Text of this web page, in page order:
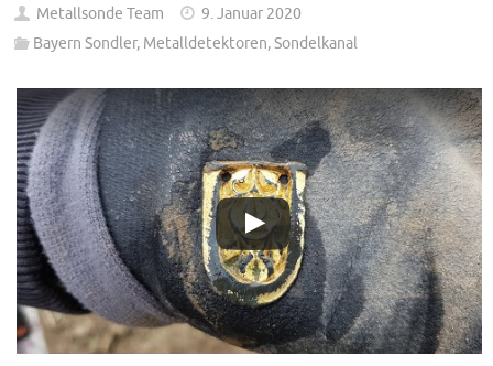
Metallsonde Team
9. Januar 2020
Bayern Sondler, Metalldetektoren,Sondelkanal